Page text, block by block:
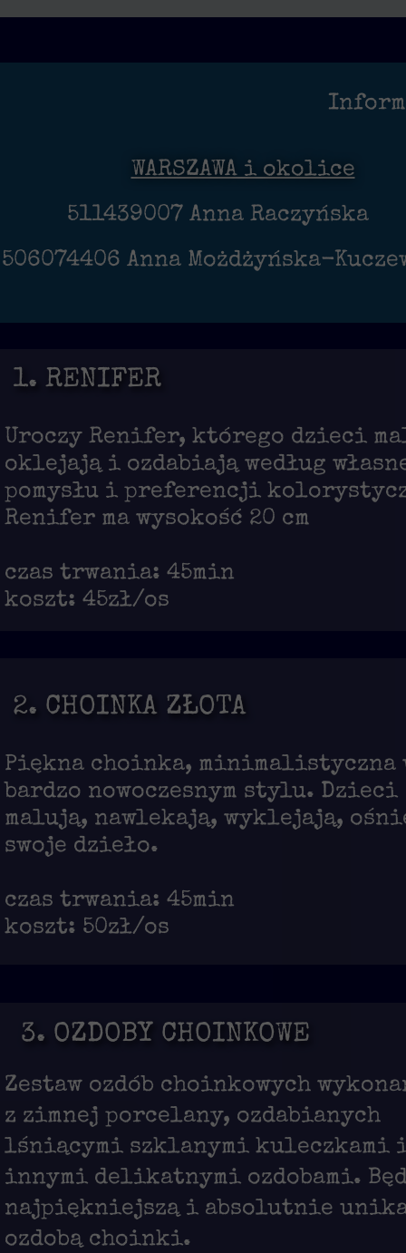
WARSZAWA i okolice
511439007 Anna Raczyńska
Anna Możdżyńska-
1. RENIFER
Uroczy Renifer, którego dzieci
oklejają i ozdabiają według
pomysłu i preferencji
Renifer ma wysokość 20 cm
czas trwania: 45min
koszt: 45zł/os
2. CHOINKA ZŁOTA
Piękna choinka, minimalistyczna
bardzo nowoczesnym stylu. Dzieci
malują, nawlekają, wyklejają,
swoje dzieło.
czas trwania: 45min
koszt: 50zł/os
3. OZDOBY CHOINKOWE
Zestaw ozdób choinkowych
z zimnej porcelany, ozdabianych
lśniącymi szklanymi kuleczkami
innymi delikatnymi ozdobami.
najpiękniejszą i absolutnie
ozdobą choinki.